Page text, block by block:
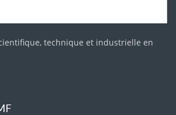
technique et industrielle en